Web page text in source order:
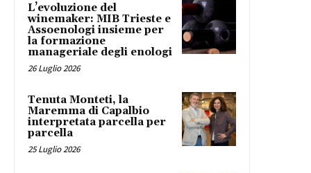
L’evoluzione del
winemaker: MIB Trieste e
Assoenologi insieme per
la formazione
manageriale degli enologi
26 Luglio 2026
Tenuta Monteti, la
Maremma di Capalbio
interpretata parcella per
parcella
25 Luglio 2026